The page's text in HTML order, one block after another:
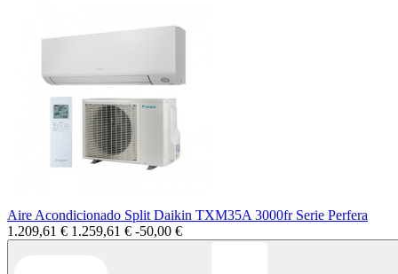
Aire Acondicionado Split Daikin TXM35A 3000fr Serie Perfera
1.209,61 € 1.259,61 € -50,00 €